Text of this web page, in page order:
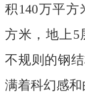
积140万平
方米，地上5
不规则的钢
满着科幻感和